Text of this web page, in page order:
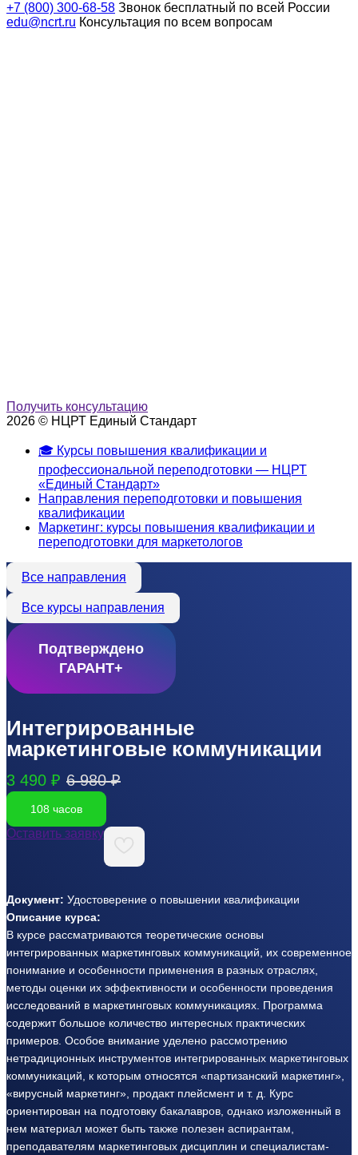
+7 (800) 300-68-58 Звонок бесплатный по всей России
edu@ncrt.ru Консультация по всем вопросам
Получить консультацию
2026 © НЦРТ Единый Стандарт
🎓 Курсы повышения квалификации и
профессиональной переподготовки — НЦРТ
«Единый Стандарт»
Направления переподготовки и повышения
квалификации
Маркетинг: курсы повышения квалификации и
переподготовки для маркетологов
Все направления
Все курсы направления
Интегрированные
маркетинговые коммуникации
3 490 ₽ 6 980 ₽
108 часов
Оставить заявку
Подтверждено
ГАРАНТ+
Документ: Удостоверение о повышении квалификации
Описание курса:
В курсе рассматриваются теоретические основы
интегрированных маркетинговых коммуникаций, их современное
понимание и особенности применения в разных отраслях,
методы оценки их эффективности и особенности проведения
исследований в маркетинговых коммуникациях. Программа
содержит большое количество интересных практических
примеров. Особое внимание уделено рассмотрению
нетрадиционных инструментов интегрированных маркетинговых
коммуникаций, к которым относятся «партизанский маркетинг»,
«вирусный маркетинг», продакт плейсмент и т. д. Курс
ориентирован на подготовку бакалавров, однако изложенный в
нем материал может быть также полезен аспирантам,
преподавателям маркетинговых дисциплин и специалистам-